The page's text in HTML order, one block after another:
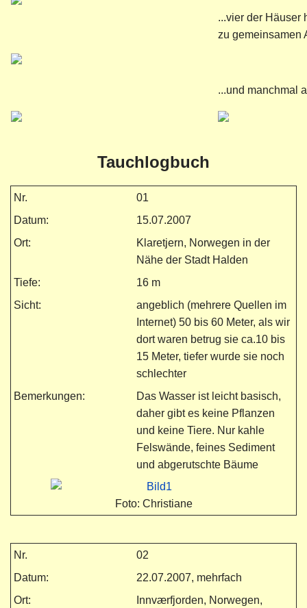
...vier der Häuser
zu gemeinsamen
...und manchmal
Tauchlogbuch
Nr.
01
Datum:
15.07.2007
Ort:
Klaretjern, Norwegen in der
Nähe der Stadt Halden
Tiefe:
16 m
Sicht:
angeblich (mehrere Quellen im
Internet) 50 bis 60 Meter, als wir
dort waren betrug sie ca.10 bis
15 Meter, tiefer wurde sie noch
schlechter
Bemerkungen:
Das Wasser ist leicht basisch,
daher gibt es keine Pflanzen
und keine Tiere. Nur kahle
Felswände, feines Sediment
und abgerutschte Bäume
Foto: Christiane
Nr.
02
Datum:
22.07.2007, mehrfach
Ort:
Innværfjorden, Norwegen,